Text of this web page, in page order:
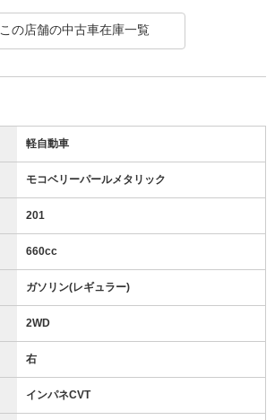
この店舗の中古車在庫一覧
軽自動車
モコベリーパールメタリック
201
660cc
ガソリン(レギュラー)
2WD
右
インパネCVT